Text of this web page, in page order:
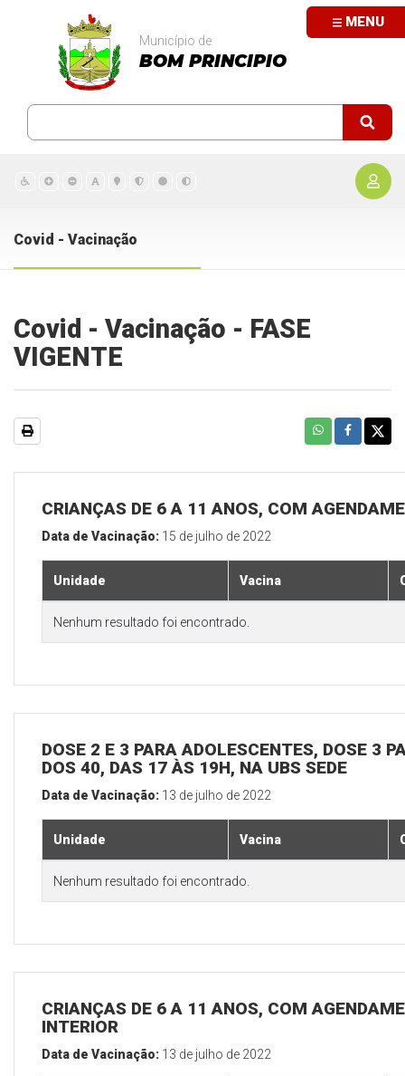
MENU
Município de
BOM PRINCIPIO
Covid - Vacinação
Covid - Vacinação - FASE
VIGENTE
CRIANÇAS DE 6 A 11 ANOS, COM
Data de Vacinação: 15 de julho de 2022
Unidade Vacina
Nenhum resultado foi encontrado.
DOSE 2 E 3 PARA ADOLESCENTES, DOSE 3
DOS 40, DAS 17 ÀS 19H, NA UBS SEDE
Data de Vacinação: 13 de julho de 2022
Unidade Vacina
Nenhum resultado foi encontrado.
CRIANÇAS DE 6 A 11 ANOS, COM
INTERIOR
Data de Vacinação: 13 de julho de 2022